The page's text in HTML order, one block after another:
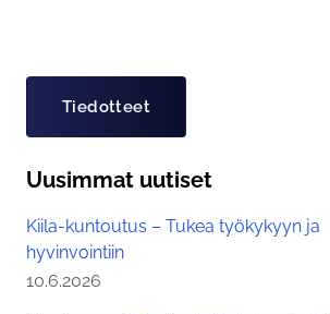
Tiedotteet
Uusimmat uutiset
Kiila-kuntoutus – Tukea työkykyyn ja
hyvinvointiin
Julkaistu:
10.6.2026